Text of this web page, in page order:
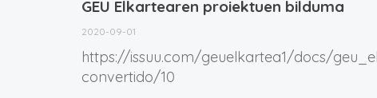
GEU Elkartearen proiektuen bilduma
2020-09-01
https://issuu.com/geuelkartea1/docs/
convertido/10